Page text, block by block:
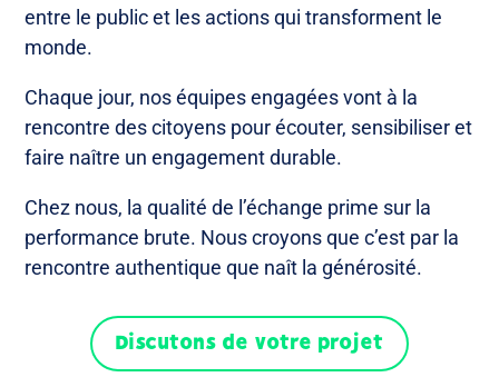
entre le public et les actions qui transforment le
monde.
Chaque jour, nos équipes engagées vont à la
rencontre des citoyens pour écouter, sensibiliser et
faire naître un engagement durable.
Chez nous, la qualité de l’échange prime sur la
performance brute. Nous croyons que c’est par la
rencontre authentique que naît la générosité.
Discutons de votre projet